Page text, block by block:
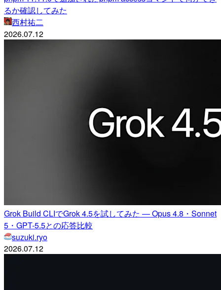
るか確認してみた
西村祐二
2026.07.12
Grok Build CLIでGrok 4.5を試してみた — Opus 4.8・Sonnet
5・GPT-5.5との応答比較
suzuki.ryo
2026.07.12